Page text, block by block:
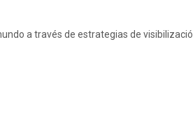
a través de estrategias de